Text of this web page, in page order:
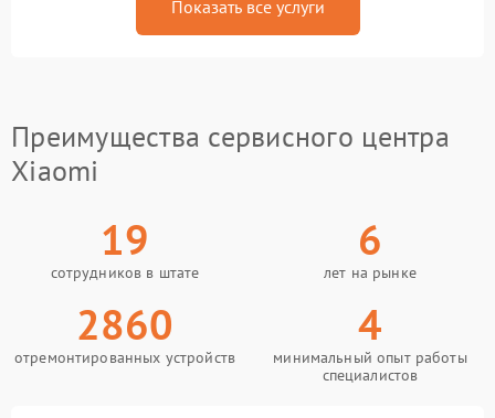
Показать все услуги
Преимущества сервисного центра
Xiaomi
19
сотрудников в штате
6
лет на рынке
2860
отремонтированных устройств
4
минимальный опыт работы
специалистов